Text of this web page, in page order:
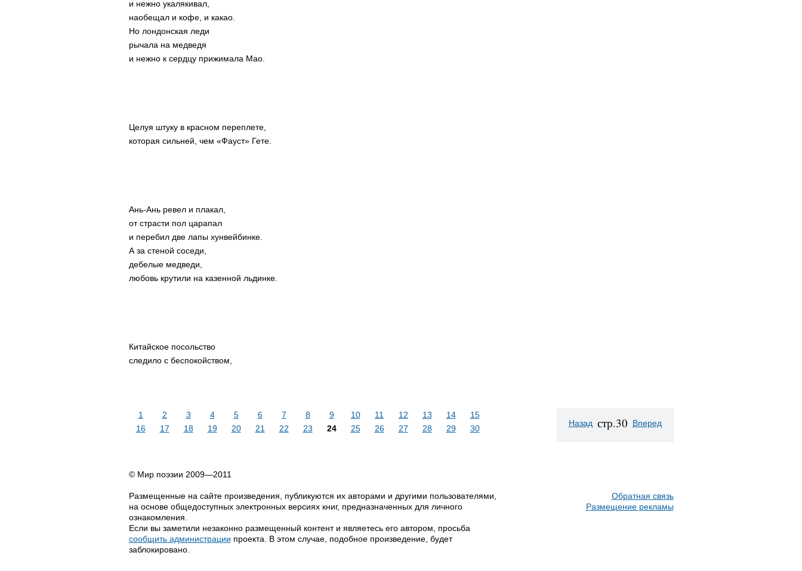
и нежно укалякивал,
наобещал и кофе, и какао.
Но лондонская леди
рычала на медведя
и нежно к сердцу прижимала Мао.
Целуя штуку в красном переплете,
которая сильней, чем «Фауст» Гете.
Ань-Ань ревел и плакал,
от страсти пол царапал
и перебил две лапы хунвейбинке.
А за стеной соседи,
дебелые медведи,
любовь крутили на казенной льдинке.
Китайское посольство
следило с беспокойством,
1 2 3 4 5 6 7 8 9 10 11 12 13 14
15
16
17 18 19 20 21 22 23 24 25 26 27 28 29 30
Назад стр.30 Вперед
© Мир поэзии 2009—2011
Размещенные на сайте произведения, публикуются их авторами и другими пользователями,
на основе общедоступных электронных версиях книг, предназначенных для личного
ознакомления.
Если вы заметили незаконно размещенный контент и являетесь его автором, просьба
сообщить администрации проекта. В этом случае, подобное произведение, будет
заблокировано.
Обратная связь
Размещение рекламы